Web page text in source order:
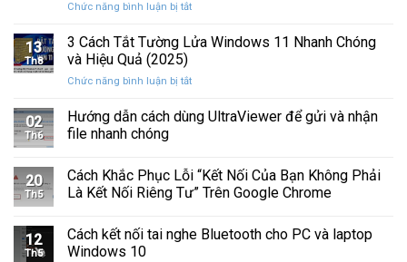
Cứng
Hỏng
Hình
Giác
Trên
C
Chức năng bình luận bị tắtở
Sửa
Âm
Khi
11
13
Th8
3 Cách Tắt Tường Lửa Windows 11 Nhanh Chóng
và Hiệu Quả (2025)
Chức năng bình luận bị tắtở
Cách
Tắt
Windows
11
và
02
Th6
Hướng dẫn cách dùng UltraViewer để gửi và nhận
file nhanh chóng
20
Th5
Cách Khắc Phục Lỗi “Kết Nối Của Bạn Không Phải
Là Kết Nối Riêng Tư” Trên Google Chrome
12
Th5
Cách kết nối tai nghe Bluetooth cho PC và laptop
Windows 10